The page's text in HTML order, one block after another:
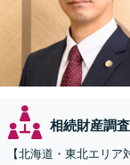
相続財産調
【北海道・東北エリ